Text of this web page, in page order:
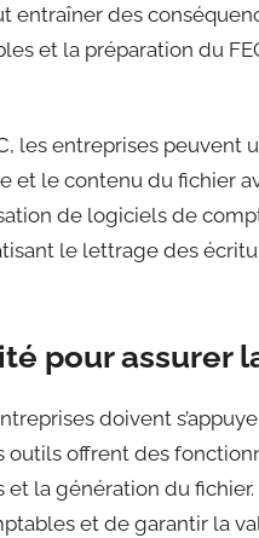
entraîner des
et la préparation du
les entreprises peuvent
le contenu du fichier
de logiciels de
le lettrage des
pour assurer
doivent
outils offrent des
la génération du
et de garantir la